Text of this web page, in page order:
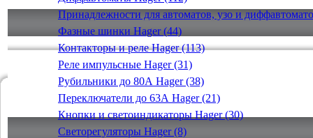
Принадлежности для автоматов, узо и
Фазные шинки Hager (44)
Контакторы и реле Hager (113)
Реле импульсные Hager (31)
Рубильники до 80А Hager (38)
Переключатели до 63А Hager (21)
Кнопки и светоиндикаторы Hager (30)
Светорегуляторы Hager (8)